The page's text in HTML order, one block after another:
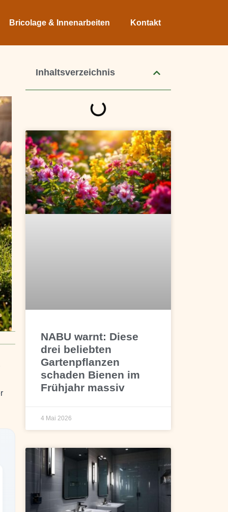
Bricolage & Innenarbeiten Kontakt
Inhaltsverzeichnis
NABU warnt: Diese
drei beliebten
Gartenpflanzen
schaden Bienen im
Frühjahr massiv
4 Mai 2026